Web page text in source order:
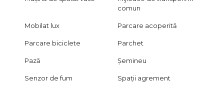
comun
Mobilat lux Parcare acoperită
Parcare biciclete Parchet
Pază Șemineu
Senzor de fum Spații agrement